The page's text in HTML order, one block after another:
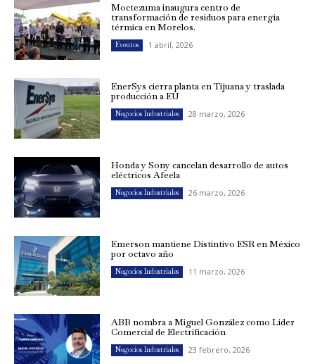
Moctezuma inaugura centro de
transformación de residuos para energía
térmica en Morelos.
Eventos 1 abril, 2026
EnerSys cierra planta en Tijuana y traslada
producción a EU
Negocios Industriales 28 marzo, 2026
Honda y Sony cancelan desarrollo de autos
eléctricos Afeela
Negocios Industriales 26 marzo, 2026
Emerson mantiene Distintivo ESR en México
por octavo año
Negocios Industriales 11 marzo, 2026
ABB nombra a Miguel González como Líder
Comercial de Electrificación
Negocios Industriales 23 febrero, 2026